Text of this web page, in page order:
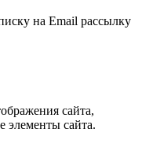
на Email рассылку
сайта,
элементы сайта.